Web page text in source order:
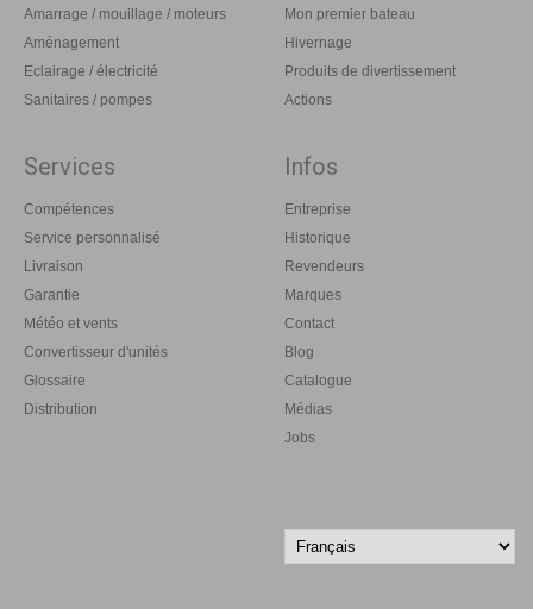
Amarrage / mouillage / moteurs
Aménagement
Eclairage / électricité
Sanitaires / pompes
Mon premier bateau
Hivernage
Produits de divertissement
Actions
Services
Compétences
Service personnalisé
Livraison
Garantie
Météo et vents
Convertisseur d'unités
Glossaire
Distribution
Infos
Entreprise
Historique
Revendeurs
Marques
Contact
Blog
Catalogue
Médias
Jobs